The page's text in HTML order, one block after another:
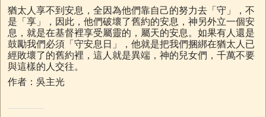
猶太人享不到安息，全因為他們靠自己的努力去「守」，不
是「享」，因此，他們破壞了舊約的安息，神另外立一個安
息，就是在基督裡享受屬靈的，屬天的安息。如果有人還是
鼓勵我們必須「守安息日」，他就是把我們捆綁在猶太人已
經敗壞了的舊約裡，這人就是異端，神的兒女們，千萬不要
與這樣的人交往。
作者：吳主光